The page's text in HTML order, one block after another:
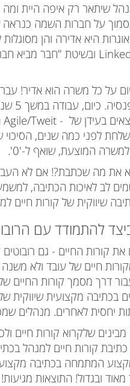
שיתאר רק איפה היית
על חברות השמה כנראה
ובשיטת "חבר מביא
על כל משרה הוא אדיר!
בעידן של Agile/Tweit -
לפני כמה שנים,
המוצעת, שואף ל-'0'.
את מה שכתבת?! אם לא
לב לאיכות הכתיבה,
שיווקית של קורות
להתמודד עם
קורות החיים - גם רובוטים
חיים של עובד ולא
דרך מסמך קורות החיים
בכתיבה מקצועית שיווקית
יחסית לאחרים. מנהלים
שלקרוא קורות חיים
קורות חיים למנהל
המתמחה בכתיבה
ובגדול! התוצאות מגיעות!